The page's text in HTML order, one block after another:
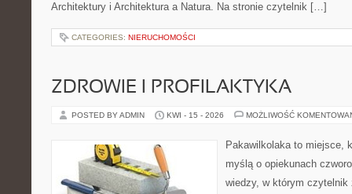
Architektury i Architektura a Natura. Na stronie czytelnik […]
CATEGORIES: NIERUCHOMOŚCI
ZDROWIE I PROFILAKTYKA
POSTED BY ADMIN KWI - 15 - 2026 MOŻLIWOŚĆ
Pakawilkolaka to miejsce,
myślą o opiekunach
wiedzy, w którym czytelnik